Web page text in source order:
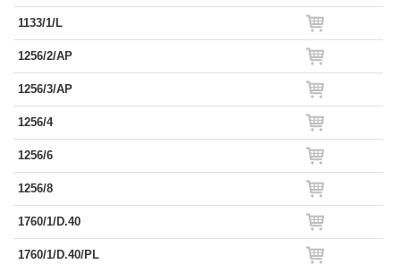
1133/1/L
1256/2/AP
1256/3/AP
1256/4
1256/6
1256/8
1760/1/D.40
1760/1/D.40/PL